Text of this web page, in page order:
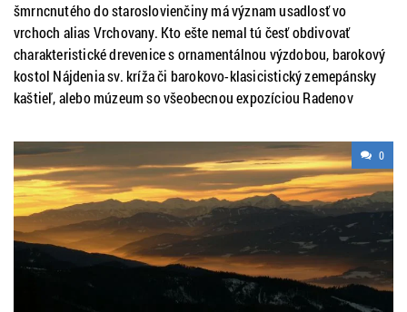
šmrncnutého do staroslovienčiny má význam usadlosť vo
vrchoch alias Vrchovany. Kto ešte nemal tú česť obdivovať
charakteristické drevenice s ornamentálnou výzdobou, barokový
kostol Nájdenia sv. kríža či barokovo-klasicistický zemepánsky
kaštieľ, alebo múzeum so všeobecnou expozíciou Radenov
0